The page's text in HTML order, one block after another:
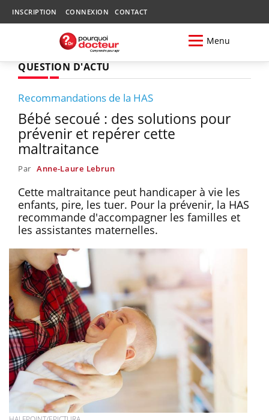
INSCRIPTION CONNEXION CONTACT
Menu
QUESTION D'ACTU
Recommandations de la HAS
Bébé secoué : des solutions pour
prévenir et repérer cette
maltraitance
Par Anne-Laure Lebrun
Cette maltraitance peut handicaper à vie les
enfants, pire, les tuer. Pour la prévenir, la HAS
recommande d'accompagner les familles et
les assistantes maternelles.